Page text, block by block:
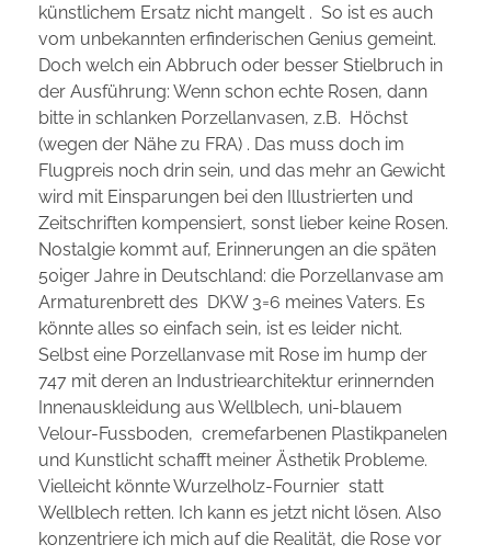
künstlichem Ersatz nicht mangelt . So ist es auch
vom unbekannten erfinderischen Genius gemeint.
Doch welch ein Abbruch oder besser Stielbruch in
der Ausführung: Wenn schon echte Rosen, dann
bitte in schlanken Porzellanvasen, z.B. Höchst
(wegen der Nähe zu FRA) . Das muss doch im
Flugpreis noch drin sein, und das mehr an Gewicht
wird mit Einsparungen bei den Illustrierten und
Zeitschriften kompensiert, sonst lieber keine Rosen.
Nostalgie kommt auf, Erinnerungen an die späten
50iger Jahre in Deutschland: die Porzellanvase am
Armaturenbrett des DKW 3=6 meines Vaters. Es
könnte alles so einfach sein, ist es leider nicht.
Selbst eine Porzellanvase mit Rose im hump der
747 mit deren an Industriearchitektur erinnernden
Innenauskleidung aus Wellblech, uni-blauem
Velour-Fussboden, cremefarbenen Plastikpanelen
und Kunstlicht schafft meiner Ästhetik Probleme.
Vielleicht könnte Wurzelholz-Fournier statt
Wellblech retten. Ich kann es jetzt nicht lösen. Also
konzentriere ich mich auf die Realität, die Rose vor